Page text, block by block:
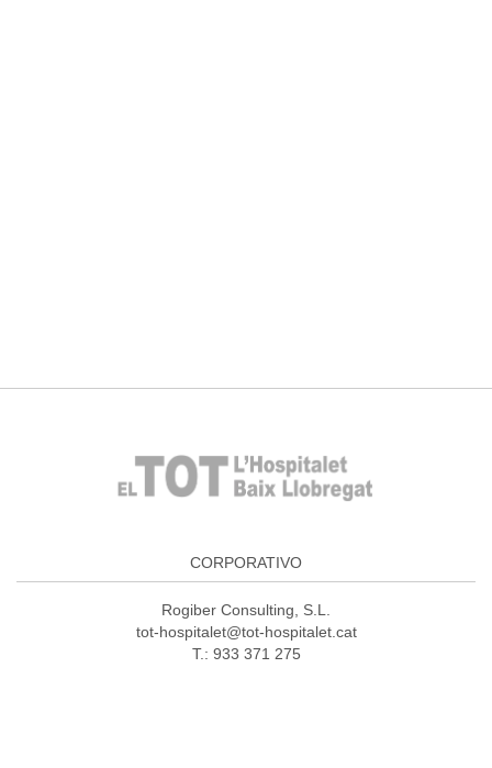
CORPORATIVO
Rogiber Consulting, S.L.
tot-hospitalet@tot-hospitalet.cat
T.: 933 371 275